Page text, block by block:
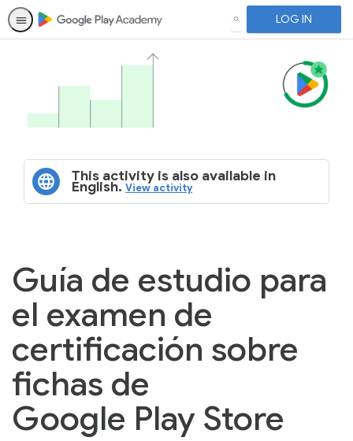
SEARCH LOG IN
This activity is also available in
English.View activity
Guía de estudio para
el examen de
certificación sobre
fichas de
Google Play Store